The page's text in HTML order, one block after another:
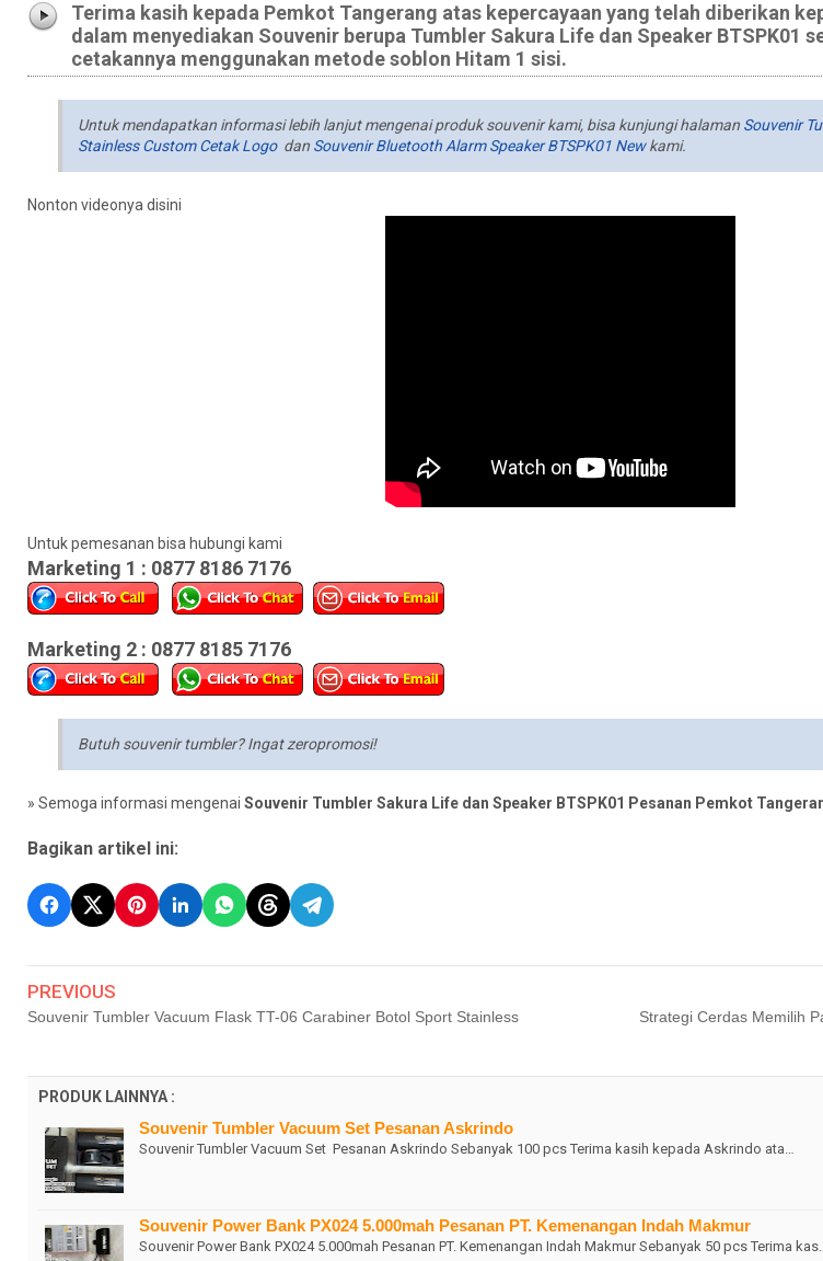
Terima kasih kepada Pemkot Tangerang atas kepercayaan yang telah diberikan
dalam menyediakan Souvenir berupa Tumbler Sakura Life dan Speaker BTSPK01
cetakannya menggunakan metode soblon Hitam 1 sisi.
Untuk mendapatkan informasi lebih lanjut mengenai produk souvenir kami, bisa kunjungi halaman Souvenir
Stainless Custom Cetak Logo dan Souvenir Bluetooth Alarm Speaker BTSPK01 Newkami.
Nonton videonya disini
Untuk pemesanan bisa hubungi kami
Marketing 1 : 0877 8186 7176
Marketing 2 : 0877 8185 7176
Butuh souvenir tumbler? Ingat zeropromosi!
» Semoga informasi mengenai Souvenir Tumbler Sakura Life dan Speaker BTSPK01 Pesanan Pemkot
Bagikan artikel ini:
PREVIOUS
Souvenir Tumbler Vacuum Flask TT-06 Carabiner Botol Sport Stainless
Strategi Cerdas Memilih
PRODUK LAINNYA :
Souvenir Tumbler Vacuum Set Pesanan Askrindo
Souvenir Tumbler Vacuum Set Pesanan Askrindo Sebanyak 100 pcs Terima kasih kepada Askrindo ata…
Souvenir Power Bank PX024 5.000mah Pesanan PT. Kemenangan Indah Makmur
Souvenir Power Bank PX024 5.000mah Pesanan PT. Kemenangan Indah Makmur Sebanyak 50 pcs Terima kas…